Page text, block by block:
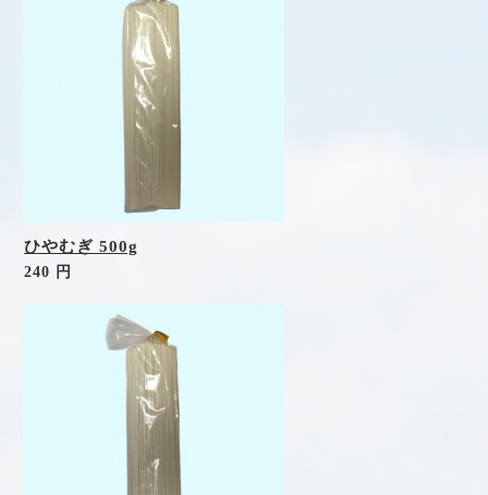
ひやむぎ 500g
240 円